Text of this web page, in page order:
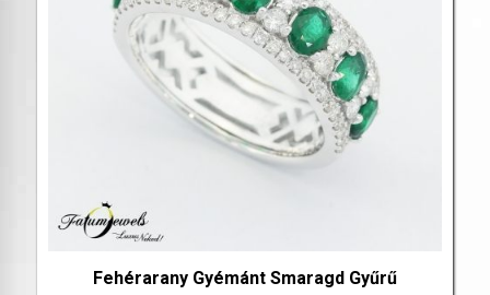
Fehérarany Gyémánt Smaragd Gyűrű